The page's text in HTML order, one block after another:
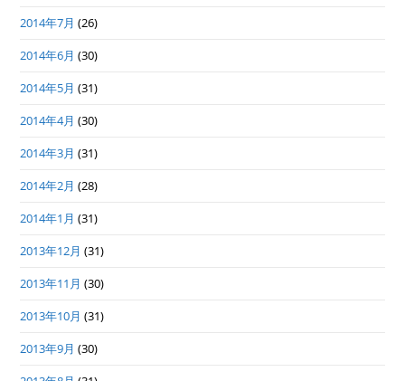
2014年7月 (26)
2014年6月 (30)
2014年5月 (31)
2014年4月 (30)
2014年3月 (31)
2014年2月 (28)
2014年1月 (31)
2013年12月 (31)
2013年11月 (30)
2013年10月 (31)
2013年9月 (30)